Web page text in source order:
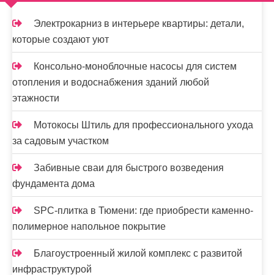
м
Электрокарниз в интерьере квартиры: детали,
которые создают уют
Консольно-моноблочные насосы для систем
отопления и водоснабжения зданий любой
этажности
Мотокосы Штиль для профессионального ухода
за садовым участком
Забивные сваи для быстрого возведения
фундамента дома
SPC-плитка в Тюмени: где приобрести каменно-
полимерное напольное покрытие
Благоустроенный жилой комплекс с развитой
инфраструктурой